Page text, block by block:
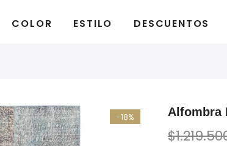
COLOR ESTILO DESCUENTOS
-18% Alfombra